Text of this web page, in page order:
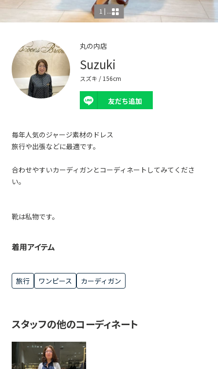
1 | ...
丸の内店
Suzuki
スズキ / 156cm
友だち追加
毎年人気のジャージ素材のドレス
旅行や出張などに最適です。
合わせやすいカーディガンとコーディネートしてみてくださ
い。
靴は私物です。
着用アイテム
旅行 ワンピース カーディガン
スタッフの他のコーディネート